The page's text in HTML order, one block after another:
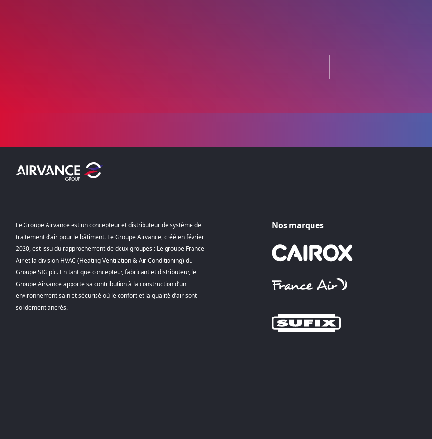
Le Groupe Airvance est un concepteur et distributeur de système de
traitement d’air pour le bâtiment. Le Groupe Airvance, créé en février
2020, est issu du rapprochement de deux groupes : Le groupe France
Air et la division HVAC (Heating Ventilation & Air Conditioning) du
Groupe SIG plc. En tant que concepteur, fabricant et distributeur, le
Groupe Airvance apporte sa contribution à la construction d’un
environnement sain et sécurisé où le confort et la qualité d’air sont
solidement ancrés.
Nos marques